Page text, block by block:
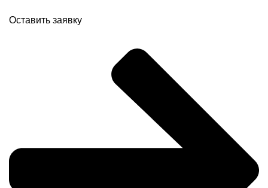
Оставить заявку